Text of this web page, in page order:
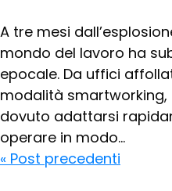
A tre mesi
mondo del lavoro ha
epocale. Da uffici
modalità smartworking,
dovuto adattarsi
operare in modo...
« Post precedenti